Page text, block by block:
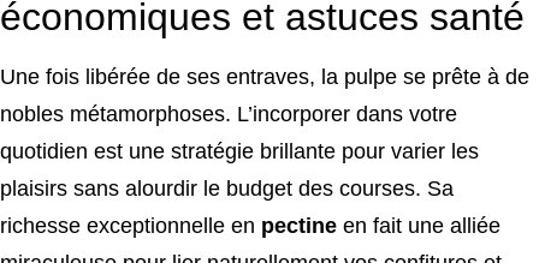
économiques et astuces santé
Une fois libérée de ses entraves, la pulpe se prête à de
nobles métamorphoses. L’incorporer dans votre
quotidien est une stratégie brillante pour varier les
plaisirs sans alourdir le budget des courses. Sa
richesse exceptionnelle en pectine en fait une alliée